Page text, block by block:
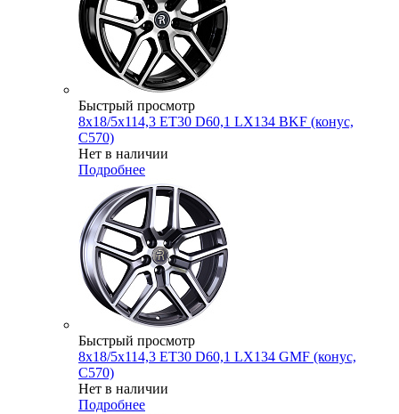
Быстрый просмотр
8x18/5x114,3 ET30 D60,1 LX134 BKF (конус,
C570)
Нет в наличии
Подробнее
Быстрый просмотр
8x18/5x114,3 ET30 D60,1 LX134 GMF (конус,
C570)
Нет в наличии
Подробнее